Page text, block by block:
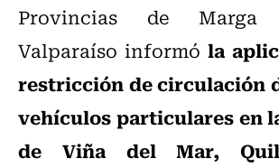
Provincias de
Valparaíso informó la
restricción de circulación
vehículos particulares en
de Viña del Mar,